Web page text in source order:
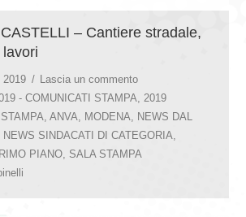
– Cantiere stradale,
2019
Lascia un commento
- COMUNICATI STAMPA, 2019
, ANVA, MODENA, NEWS DAL
NEWS SINDACATI DI CATEGORIA,
PIANO, SALA STAMPA